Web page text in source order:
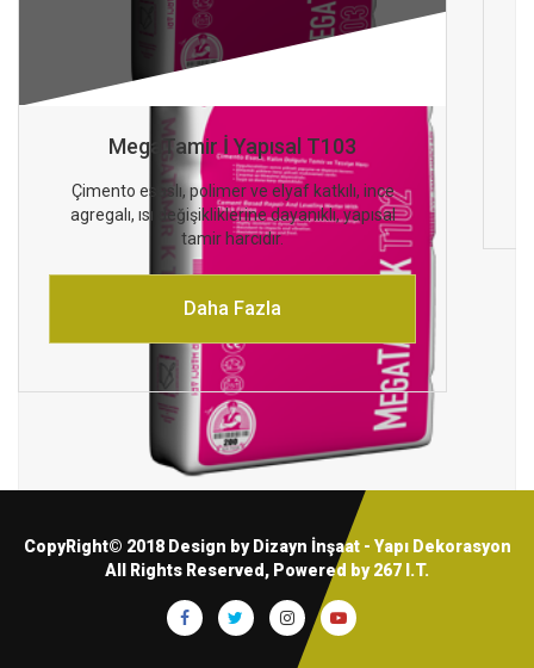
MegaTamir İ Yapısal T103
Çimento esaslı, polimer ve elyaf katkılı, ince
agregalı, ısı değişikliklerine dayanıklı, yapısal
tamir harcıdır.
Daha Fazla
CopyRight© 2018 Design by Dizayn İnşaat - Yapı Dekorasyon
All Rights Reserved, Powered by267 I.T.